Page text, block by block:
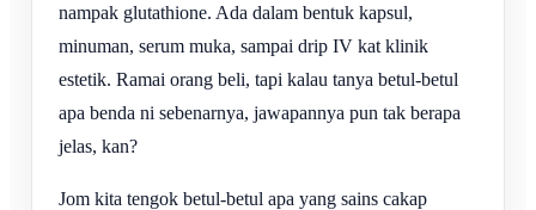
nampak glutathione. Ada dalam bentuk kapsul,
minuman, serum muka, sampai drip IV kat klinik
estetik. Ramai orang beli, tapi kalau tanya betul-betul
apa benda ni sebenarnya, jawapannya pun tak berapa
jelas, kan?
Jom kita tengok betul-betul apa yang sains cakap